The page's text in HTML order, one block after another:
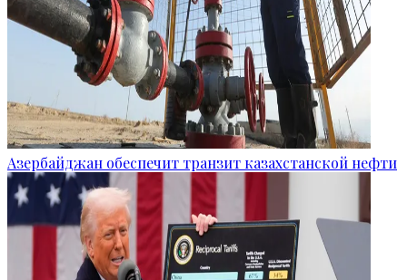
Азербайджан обеспечит транзит казахстанской нефти